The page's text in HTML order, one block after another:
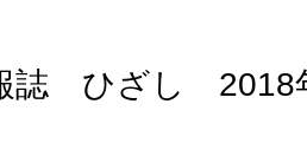
誌 ひざし 2018